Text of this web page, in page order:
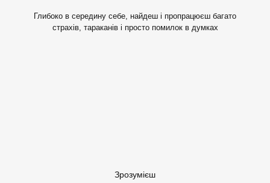
Глибоко в середину себе, найдеш і пропрацюєш багато
страхів, тараканів і просто помилок в думках
Зрозумієш